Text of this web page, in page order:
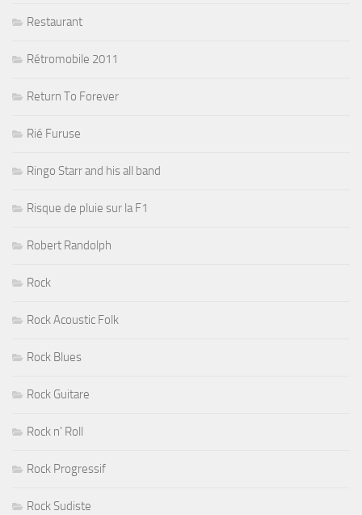
Restaurant
Rétromobile 2011
Return To Forever
Rié Furuse
Ringo Starr and his all band
Risque de pluie sur la F1
Robert Randolph
Rock
Rock Acoustic Folk
Rock Blues
Rock Guitare
Rock n' Roll
Rock Progressif
Rock Sudiste